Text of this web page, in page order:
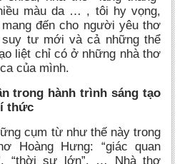
màu da … , tôi hy vọng,
đến cho người yêu thơ
tư mới và cả những thể
liệt chỉ có ở những nhà thơ
của mình.
trong hành trình sáng tạo
thức
cụm từ như thế này trong
Hoàng Hưng: “giác quan
“thời sự lớn”, … Nhà thơ